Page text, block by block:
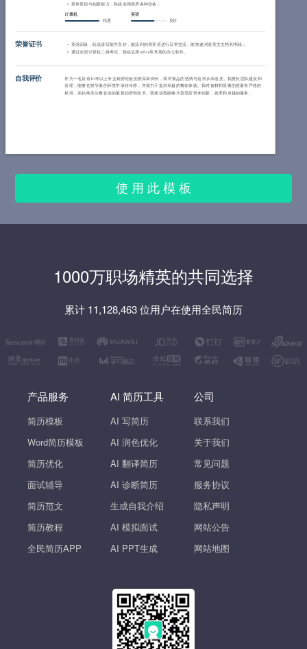
菜单策划与创新能力，熟练使用厨房各种设备；
计算机
精通
英语
良好
荣誉证书
英语四级，听说读写能力良好，能流利的用英语进行日常交流，能快速浏览英文文档和书籍；
通过全国计算机二级考试，熟练运用office等常用的办公软件。
自我评价
作为一名具有10年以上专业厨房经验的资深厨师长，我对食品的热情与追求从未改变。我擅长团队建设和
管理，能够在快节奏的环境中保持冷静，并致力于提供卓越的餐饮体验。我对食材和菜肴的质量有严格的
标准，并始终关注餐饮业的最新趋势和技术。我相信我能够为贵酒店带来创新、效率和卓越的服务。
使 用 此 模 板
1000万职场精英的共同选择
累计 11,128,463 位用户在使用全民简历
产品服务
简历模板
Word简历模板
简历优化
面试辅导
简历范文
简历教程
全民简历APP
AI 简历工具
AI 写简历
AI 润色优化
AI 翻译简历
AI 诊断简历
生成自我介绍
AI 模拟面试
AI PPT生成
公司
联系我们
关于我们
常见问题
服务协议
隐私声明
网站公告
网站地图